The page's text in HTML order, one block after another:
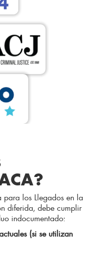
los Llegados en la
diferida, debe cumplir
indocumentado:
(si se utilizan